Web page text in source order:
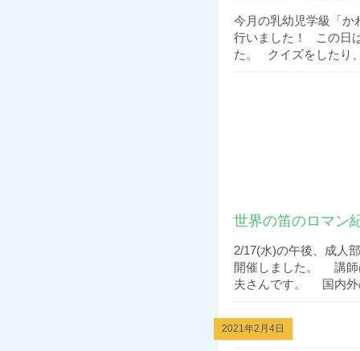
今月の乳幼児学級「か
行いました！ この日
た。 クイズをしたり
世界の笛のロマン
2/17(水)の午後、成人
開催しました。 講師
夫さんです。 国内外
2021年2月4日